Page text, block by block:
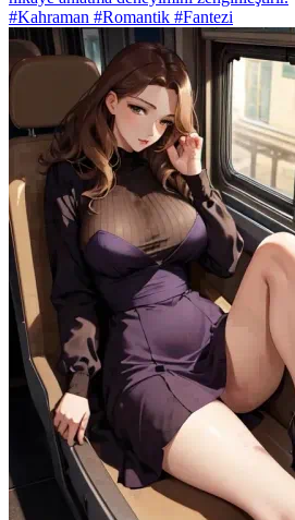
#Kahraman #Romantik #Fantezi